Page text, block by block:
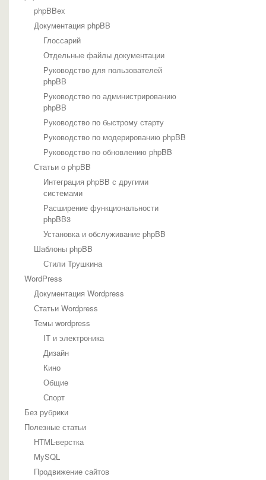
phpBBex
Документация phpBB
Глоссарий
Отдельные файлы документации
Руководство для пользователей
phpBB
Руководство по администрированию
phpBB
Руководство по быстрому старту
Руководство по модерированию phpBB
Руководство по обновлению phpBB
Статьи о phpBB
Интеграция phpBB с другими
системами
Расширение функциональности
phpBB3
Установка и обслуживание phpBB
Шаблоны phpBB
Стили Трушкина
WordPress
Документация Wordpress
Статьи Wordpress
Темы wordpress
IT и электроника
Дизайн
Кино
Общие
Спорт
Без рубрики
Полезные статьи
HTML-верстка
MySQL
Продвижение сайтов